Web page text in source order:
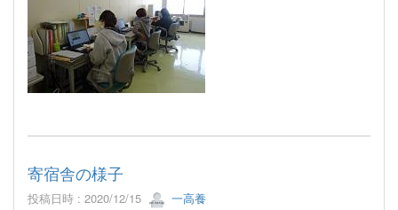
寄宿舎の様子
投稿日時 : 2020/12/15 一高養